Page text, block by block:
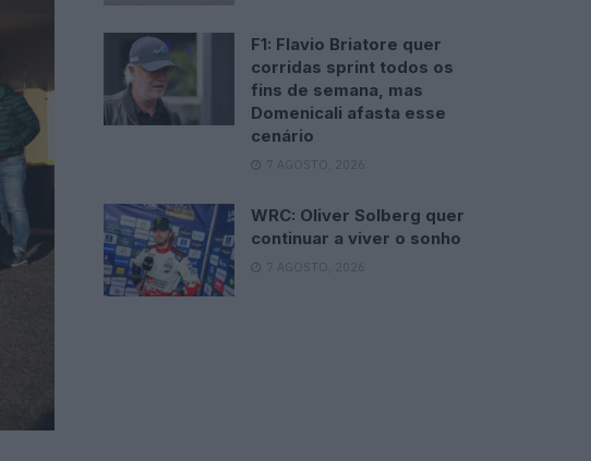
F1: Flavio Briatore quer
corridas sprint todos os
fins de semana, mas
Domenicali afasta esse
cenário
7 AGOSTO, 2026
WRC: Oliver Solberg quer
continuar a viver o sonho
7 AGOSTO, 2026